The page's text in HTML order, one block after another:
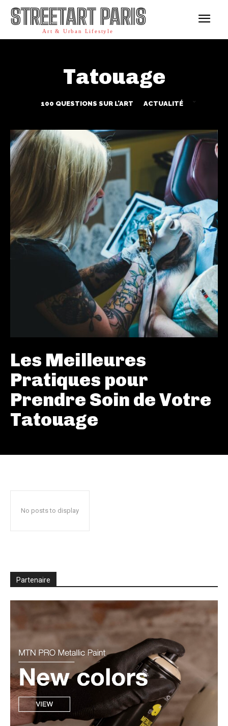
STREETART PARIS
Art & Urban Lifestyle
Tatouage
100 QUESTIONS SUR L'ART ACTUALITÉ
Les Meilleures
Pratiques pour
Prendre Soin de Votre
Tatouage
No posts to display
Partenaire